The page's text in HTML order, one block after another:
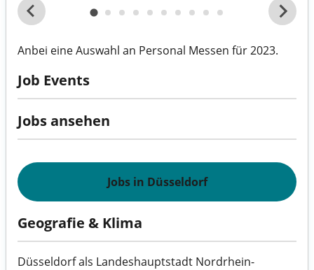
Anbei eine Auswahl an Personal Messen für 2023.
Job Events
Jobs ansehen
Jobs in Düsseldorf
Geografie & Klima
Düsseldorf als Landeshauptstadt Nordrhein-